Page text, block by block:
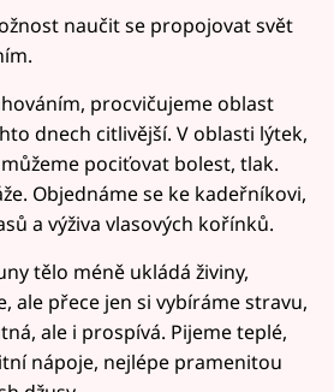
naučit se propojovat svět
procvičujeme oblast
dnech citlivější. V oblasti lýtek,
pociťovat bolest, tlak.
Objednáme se ke kadeřníkovi,
a výživa vlasových kořínků.
tělo méně ukládá živiny,
ale přece jen si vybíráme stravu,
ale i prospívá. Pijeme teplé,
nápoje, nejlépe pramenitou